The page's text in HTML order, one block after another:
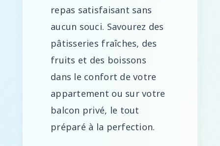
repas satisfaisant sans
aucun souci. Savourez des
pâtisseries fraîches, des
fruits et des boissons
dans le confort de votre
appartement ou sur votre
balcon privé, le tout
préparé à la perfection.